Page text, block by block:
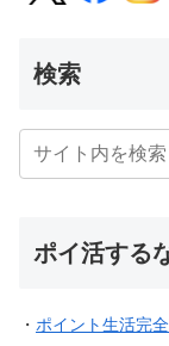
検索
ポイ活する
・ ポイント生活完